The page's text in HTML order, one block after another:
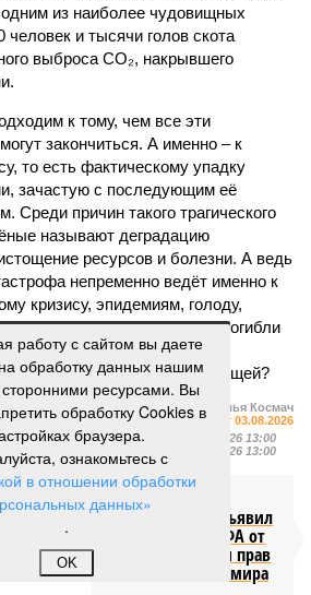
одним из наиболее чудовищных
человек и тысячи голов скота
выброса CO₂, накрывшего
к тому, чем все эти
закончиться. А именно – к
то есть фактическому упадку
зачастую с последующим её
Среди причин такого трагического
называют деградацию
ресурсов и болезни. А ведь
непременно ведёт именно к
кризису, эпидемиям, голоду,
населения. Так погибли
майя, кхмеров – список не
цивилизация будет следующей?
Илья Космач
Газета«Наша версия» №29 от 03.08.2026
Опубликовано:
05.08.2026 13:00
05.08.2026 13:00
Инфантино
отступил и объявил
об отказе ФИФА от
продажи доли прав
на чемпионат мира
работу с сайтом вы даете
обработку данных нашим
ресурсами. Вы
обработку Cookies в
браузера.
ознакомьтесь с
в отношении обработки
данных»
.
OK